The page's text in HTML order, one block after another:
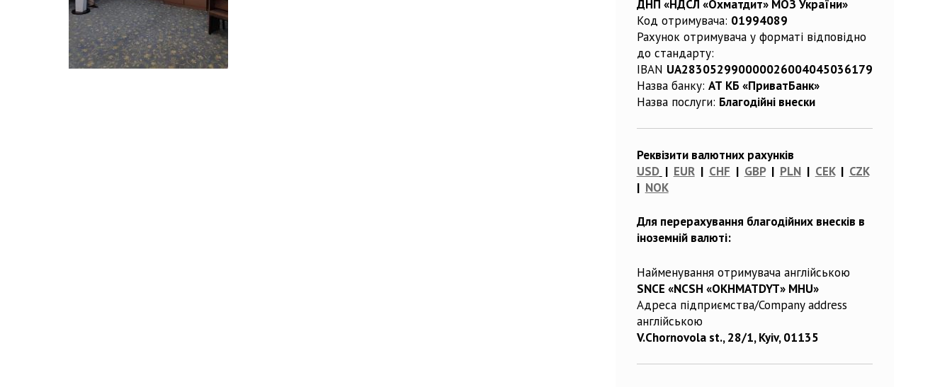
ДНП «НДСЛ «Охматдит» МОЗ України»
Код отримувача: 01994089
Рахунок отримувача у форматі відповідно
до стандарту:
IBAN UA283052990000026004045036179
Назва банку: АТ КБ «ПриватБанк»
Назва послуги: Благодійні внески
Реквізити валютних рахунків
USD | EUR| CHF | GBP| PLN| CEK| CZK
| NOK
Для перерахування благодійних внесків в
іноземній валюті:
Найменування отримувача англійською
SNCE «NCSH «OKHMATDYT» MHU»
Адреса підприємства/Company address
англійською
V.Chornovola st., 28/1, Kyiv, 01135